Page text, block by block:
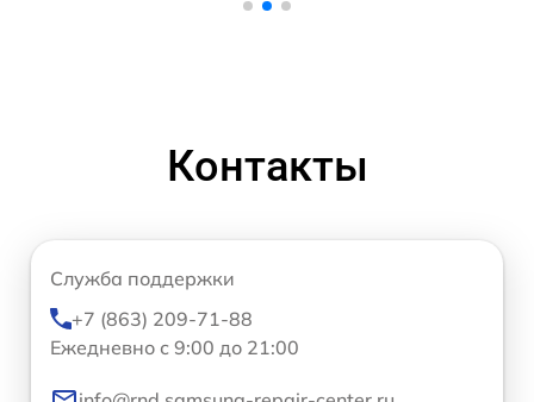
Контакты
Служба поддержки
+7 (863) 209-71-88
Ежедневно с 9:00 до 21:00